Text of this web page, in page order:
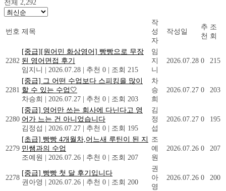
전체 2,292
번호 제목
작
성
자
작성일
추
천
조
회
2282
[중급][원어민 화상영어] 빵빵으로 무장
된 영어면접 후기
임지니 | 2026.07.28 | 추천 0 | 조회 215
임
지
니
2026.07.28 0 215
2281
[중급] 그 어떤 수업보다 스피킹을 많이
할 수 있는 수업🤍
차승희 | 2026.07.27 | 추천 0 | 조회 203
차
승
희
2026.07.27 0 203
2280
[중급] 영어만 쓰는 회사에 다닌다고 영
어가 느는 건 아니었습니다
김정섭 | 2026.07.27 | 추천 0 | 조회 195
김
정
섭
2026.07.27 0 195
2279
[초급] 빵빵 4개월차,어느새 루틴이 된 지
민쌤과의 수업
조예원 | 2026.07.26 | 추천 0 | 조회 207
조
예
원
2026.07.26 0 207
2278
[중급] 빵빵 첫 달 후기입니다
권아영 | 2026.07.26 | 추천 0 | 조회 200
권
아
영
2026.07.26 0 200